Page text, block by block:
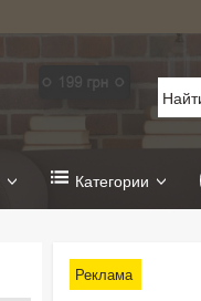
Категории
Реклама